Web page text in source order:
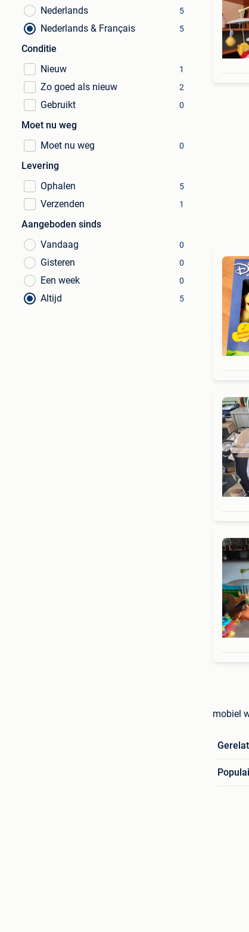
Nederlands 5
Nederlands & Français 5
Conditie
Nieuw
1
Zo goed als nieuw 2
Gebruikt 0
Moet nu weg
Moet nu weg
0
Levering
Ophalen
5
Verzenden 1
Aangeboden sinds
Vandaag
0
Gisteren 0
Een week 0
Altijd 5
mobiel